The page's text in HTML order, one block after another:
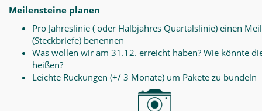
Meilensteine planen
Pro Jahreslinie ( oder Halbjahres Quartalslinie) einen
(Steckbriefe) benennen
Was wollen wir am 31.12. erreicht haben? Wie könnte
heißen?
Leichte Rückungen (+/ 3 Monate) um Pakete zu bündeln